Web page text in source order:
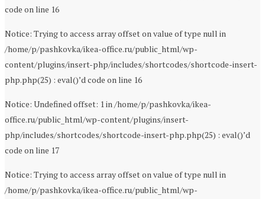
code on line 16
Notice: Trying to access array offset on value of type null in
/home/p/pashkovka/ikea-office.ru/public_html/wp-
content/plugins/insert-php/includes/shortcodes/shortcode-insert-
php.php(25) : eval()’d code on line 16
Notice: Undefined offset: 1 in /home/p/pashkovka/ikea-
office.ru/public_html/wp-content/plugins/insert-
php/includes/shortcodes/shortcode-insert-php.php(25) : eval()’d
code on line 17
Notice: Trying to access array offset on value of type null in
/home/p/pashkovka/ikea-office.ru/public_html/wp-